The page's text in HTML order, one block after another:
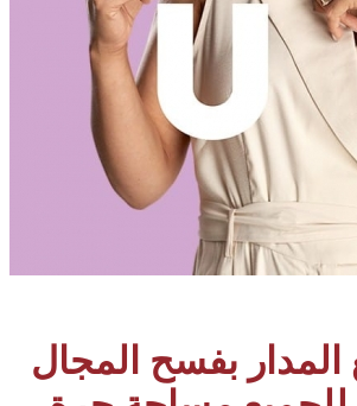
المدار بفسح المجال